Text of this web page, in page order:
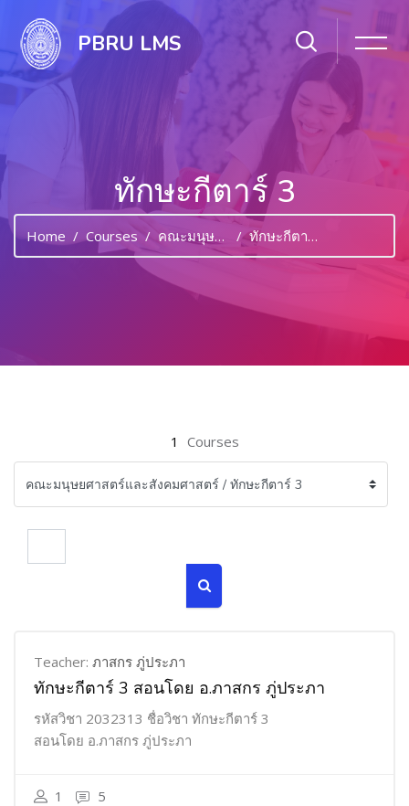
PBRU LMS
ทักษะกีตาร์ 3
Home Courses คณะมนุษยศาสตร์และสังคมศาสตร์ ทักษะกีตาร์ 3
1 Courses
Teacher: ภาสกร ภู่ประภา
ทักษะกีตาร์ 3 สอนโดย อ.ภาสกร ภู่ประภา
รหัสวิชา 2032313 ชื่อวิชา ทักษะกีตาร์ 3
สอนโดย อ.ภาสกร ภู่ประภา
1 5